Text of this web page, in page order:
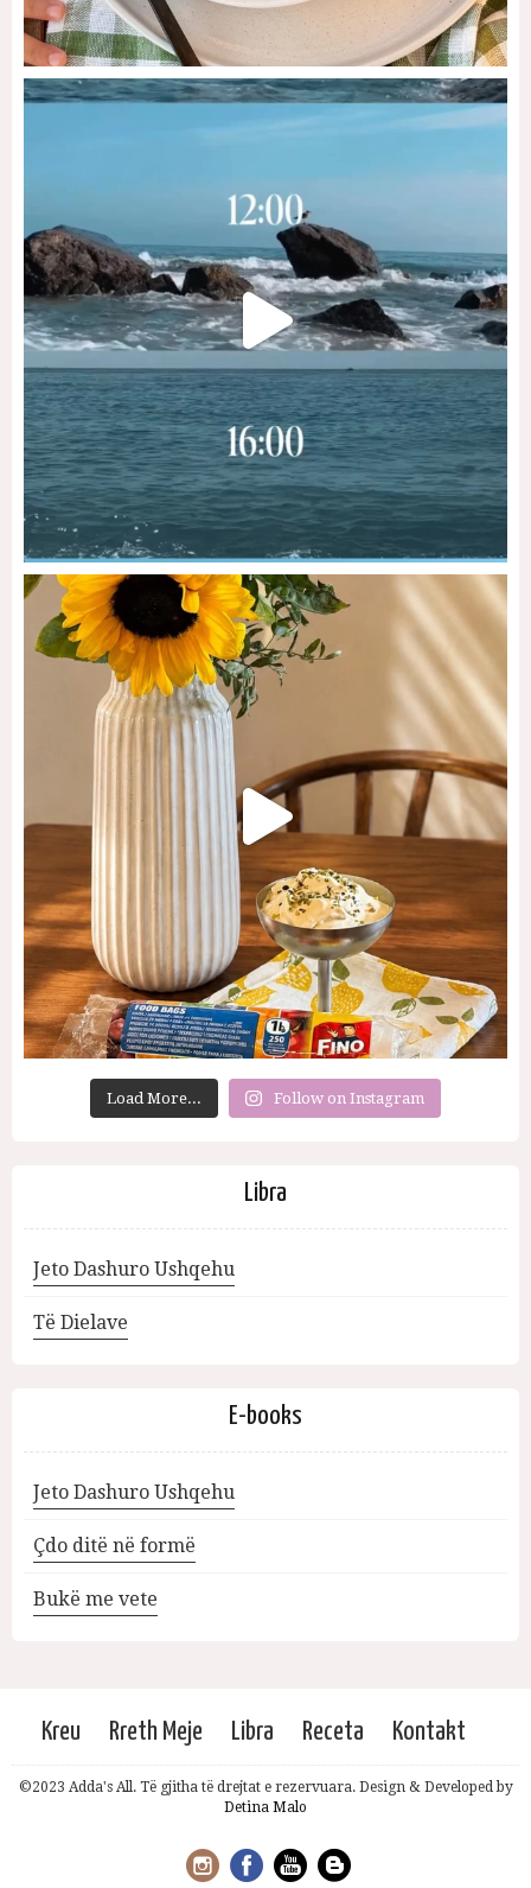
Load More... Follow on Instagram
Libra
Jeto Dashuro Ushqehu
Të Dielave
E-books
Jeto Dashuro Ushqehu
Çdo ditë në formë
Bukë me vete
Kreu Rreth Meje Libra Receta Kontakt
©2023 Adda's All. Të gjitha të drejtat e rezervuara. Design & Developed by
Detina Malo